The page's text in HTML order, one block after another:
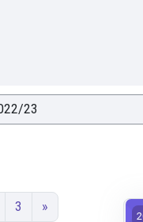
1
Stránka 2
3 Stránka 3
»